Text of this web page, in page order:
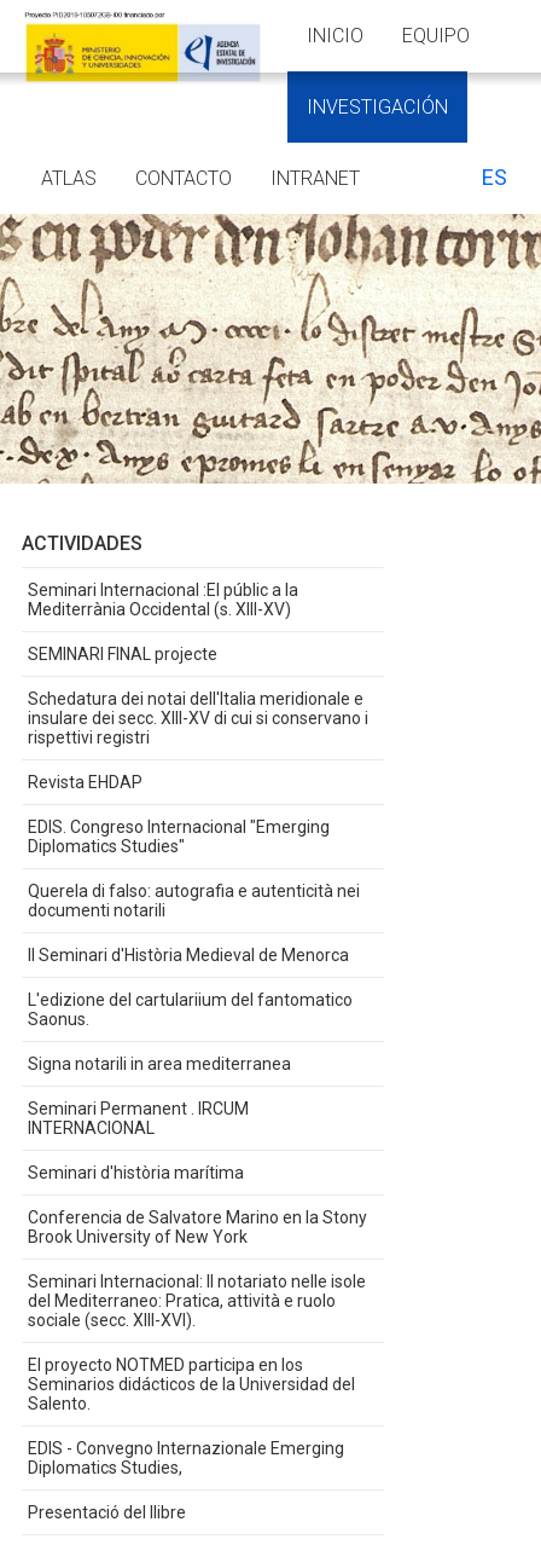
INICIO EQUIPO
INVESTIGACIÓN
ATLAS CONTACTO INTRANET ES
ACTIVIDADES
Seminari Internacional :El públic a la
Mediterrània Occidental (s. XIII-XV)
SEMINARI FINAL projecte
Schedatura dei notai dell'Italia meridionale e
insulare dei secc. XIII-XV di cui si conservano i
rispettivi registri
Revista EHDAP
EDIS. Congreso Internacional "Emerging
Diplomatics Studies"
Querela di falso: autografia e autenticità nei
documenti notarili
II Seminari d'Història Medieval de Menorca
L'edizione del cartulariium del fantomatico
Saonus.
Signa notarili in area mediterranea
Seminari Permanent . IRCUM
INTERNACIONAL
Seminari d'història marítima
Conferencia de Salvatore Marino en la Stony
Brook University of New York
Seminari Internacional: Il notariato nelle isole
del Mediterraneo: Pratica, attività e ruolo
sociale (secc. XIII-XVI).
El proyecto NOTMED participa en los
Seminarios didácticos de la Universidad del
Salento.
EDIS - Convegno Internazionale Emerging
Diplomatics Studies,
Presentació del llibre